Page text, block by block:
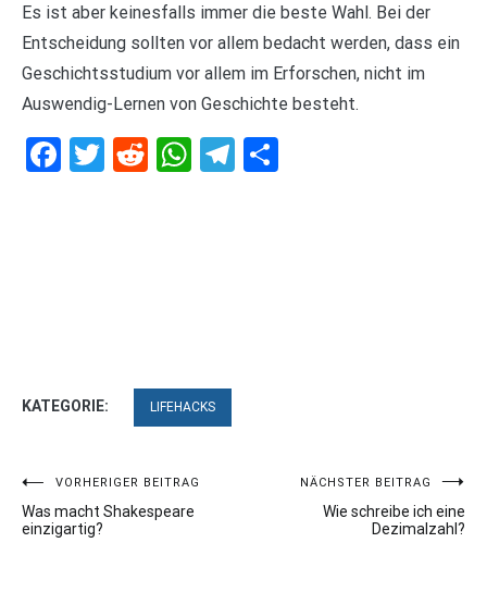
Es ist aber keinesfalls immer die beste Wahl. Bei der
Entscheidung sollten vor allem bedacht werden, dass ein
Geschichtsstudium vor allem im Erforschen, nicht im
Auswendig-Lernen von Geschichte besteht.
Facebook
Twitter
RedditWhatsApp
Telegram
KATEGORIE: LIFEHACKS
Beitragsnavigation
VORHERIGER BEITRAG
Was macht Shakespeare
einzigartig?
NÄCHSTER BEITRAG
Wie schreibe ich eine
Dezimalzahl?